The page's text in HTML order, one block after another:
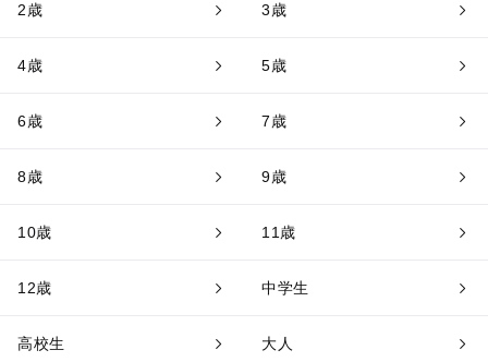
2歳 3歳
4歳 5歳
6歳 7歳
8歳 9歳
10歳 11歳
12歳 中学生
高校生 大人